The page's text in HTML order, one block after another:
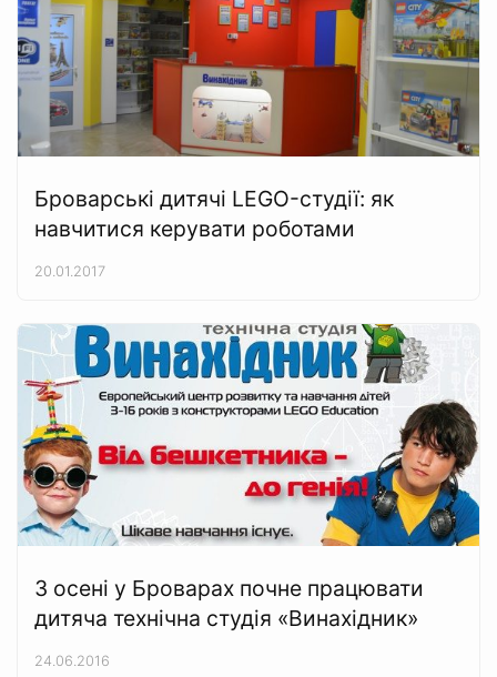
Броварські дитячі LEGO-студії: як
навчитися керувати роботами
20.01.2017
З осені у Броварах почне працювати
дитяча технічна студія «Винахідник»
24.06.2016